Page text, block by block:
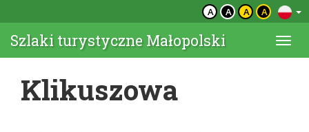
A A A A
Szlaki turystyczne Małopolski
Klikuszowa